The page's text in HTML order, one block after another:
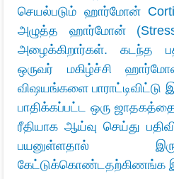
செயல்படும் ஹார்மோன்
அழுத்த ஹார்மோன்
அழைக்கிறார்கள். கடந்த
ஒருவர் மகிழ்ச்சி
விஷயங்களை
பாதிக்கப்பட்ட ஒரு
ரீதியாக ஆய்வு செய்து
பயனுள்ளதால்
கேட்டுக்கொண்டதற்கிணங்க